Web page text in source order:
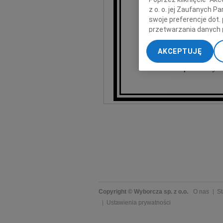
Copyright © Wyborcza sp. z o.o. O nas
Ustawienia prywatności
z o. o. jej Zaufanych
swoje preferencje dot.
przetwarzania danych
„Ustawienia
My, nasi Zaufani
dokładnych danych
Przechowywanie
AKCEPTUJĘ